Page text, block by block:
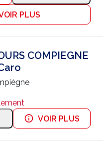
PLUS
COMPIEGNE
VOIR PLUS